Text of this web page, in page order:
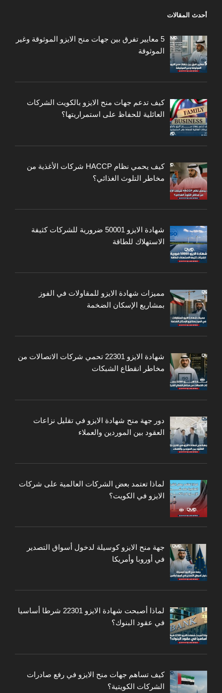
أحدث المقالات
5 معايير تفرق بين جهات منح الايزو الموثوقة وغير
الموثوقة
كيف تدعم جهات منح الايزو بالكويت الشركات
العائلية للحفاظ على استمراريتها؟
كيف يحمي نظام HACCP شركات الأغذية من
مخاطر التلوث الغذائي؟
شهادة الايزو 50001 ضرورية للشركات كثيفة
الاستهلاك للطاقة
مميزات شهادة الايزو للمقاولات في الفوز
بمشاريع الإسكان الضخمة
شهادة الايزو 22301 تحمي شركات الاتصالات من
مخاطر انقطاع الشبكات
دور جهة منح شهادة الايزو في تقليل نزاعات
العقود بين الموردين والعملاء
لماذا تعتمد بعض الشركات العالمية على شركات
الايزو في الكويت؟
جهة منح الايزو كوسيلة لدخول أسواق التصدير
في أوروبا وأمريكا
لماذا أصبحت شهادة الايزو 22301 شرطا أساسيا
في عقود البنوك؟
كيف تساهم جهات منح الايزو في رفع صادرات
الشركات الكويتية؟